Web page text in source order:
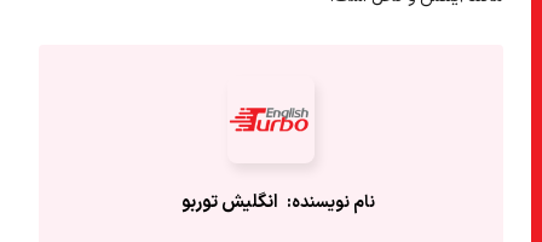
انگلیش‌ توربو